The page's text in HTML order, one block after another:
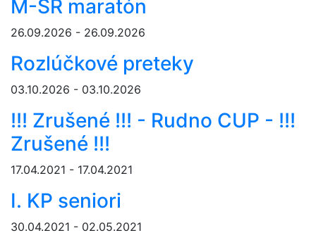
M-SR maratón
26.09.2026 - 26.09.2026
Rozlúčkové preteky
03.10.2026 - 03.10.2026
!!! Zrušené !!! - Rudno CUP - !!!
Zrušené !!!
17.04.2021 - 17.04.2021
I. KP seniori
30.04.2021 - 02.05.2021